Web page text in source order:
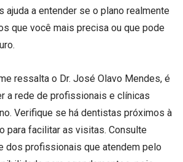
a entender se o plano realmente
que você mais precisa ou que pode
ressalta o Dr. José Olavo Mendes, é
a rede de profissionais e clínicas
Verifique se há dentistas próximos à
para facilitar as visitas. Consulte
dos profissionais que atendem pelo